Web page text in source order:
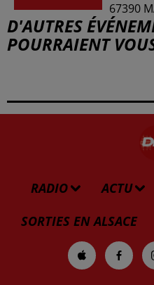
67390
D'AUTRES
POURRAIENT
RADIO ACTU
SORTIES EN ALSACE